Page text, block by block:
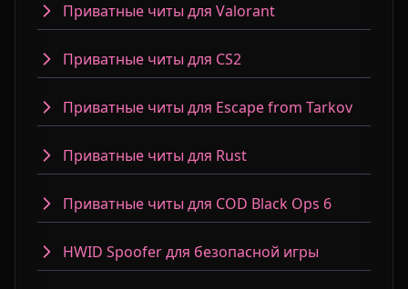
Приватные читы для Valorant
Приватные читы для CS2
Приватные читы для Escape from Tarkov
Приватные читы для Rust
Приватные читы для COD Black Ops 6
HWID Spoofer для безопасной игры